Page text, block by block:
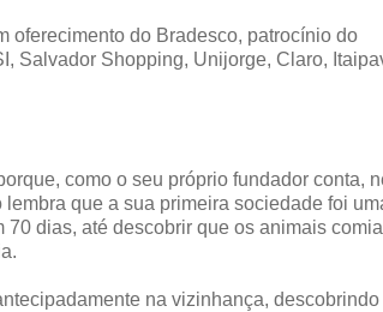
oferecimento do Bradesco, patrocínio do
Salvador Shopping, Unijorge, Claro,
como o seu próprio fundador conta,
que a sua primeira sociedade foi
dias, até descobrir que os animais
na vizinhança, descobrindo